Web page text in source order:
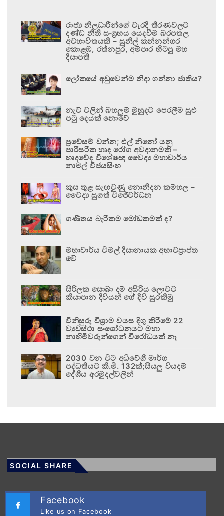
රාජ්‍ය නිලධාරීන්ගේ වැරදි තීරණවලට
දණ්ඩ නීති සංග්‍රහය යෙදවීම බරපතල
අවභාවිතයකි – සුනිල් කන්නන්ගර
කොළඹ, රත්නපුර, අම්පාර හිටපු මහ
දිසාපති
ලෝකයේ අඩුවෙන්ම නිදා ගන්නා ජාතිය?
නැව් වලින් බහලුම් මුහුදට පෙරලීම සුළු
පටු දෙයක් නොවේ
ප්‍රවේසම් වන්න; එල් නිනෝ යනු
පාරිසරික හෘද රෝග අවදානමකි –
හෘදවේද විශේෂඥ වෛද්‍ය මහාචාර්ය
නාමල් විජයසිංහ
කුස තුළ සැඟවුණු නොනිදන කම්හල –
වෛද්‍ය සුගත් විජේවර්ධන
ගණිතය බැරිකම මෝඩකමක් ද?
මහාචාර්ය විමල් දිසානායක අභාවප්‍රාප්ත
වේ
සිරිලක සොබා දම් අසිරිය ලොවට
කියාපාන දිවියන් ගේ දිවි සුරකිමු
විනිසුරු විශ්‍රාම වයස දිගු කිරීමේ 22
ව්‍යවස්ථා සංශෝධනයට මහා
නාහිමිවරුන්ගෙන් විරෝධයක් නෑ
2030 වන විට අධිවේගී මාර්ග
පද්ධතියට කි.මී. 132ක්;සියලු වියදම්
දේශීය අරමුදල්වලින්
SOCIAL SHARE
Facebook
Like us on Facebook